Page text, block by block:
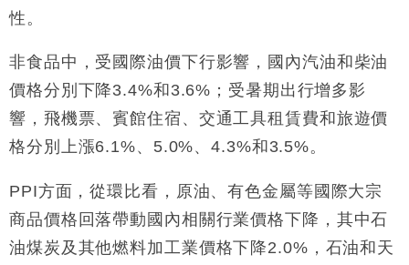
性。
非食品中，受國際油價下行影響，國內汽油和柴油
價格分別下降3.4%和3.6%；受暑期出行增多影
響，飛機票、賓館住宿、交通工具租賃費和旅遊價
格分別上漲6.1%、5.0%、4.3%和3.5%。
PPI方面，從環比看，原油、有色金屬等國際大宗
商品價格回落帶動國內相關行業價格下降，其中石
油煤炭及其他燃料加工業價格下降2.0%，石油和天